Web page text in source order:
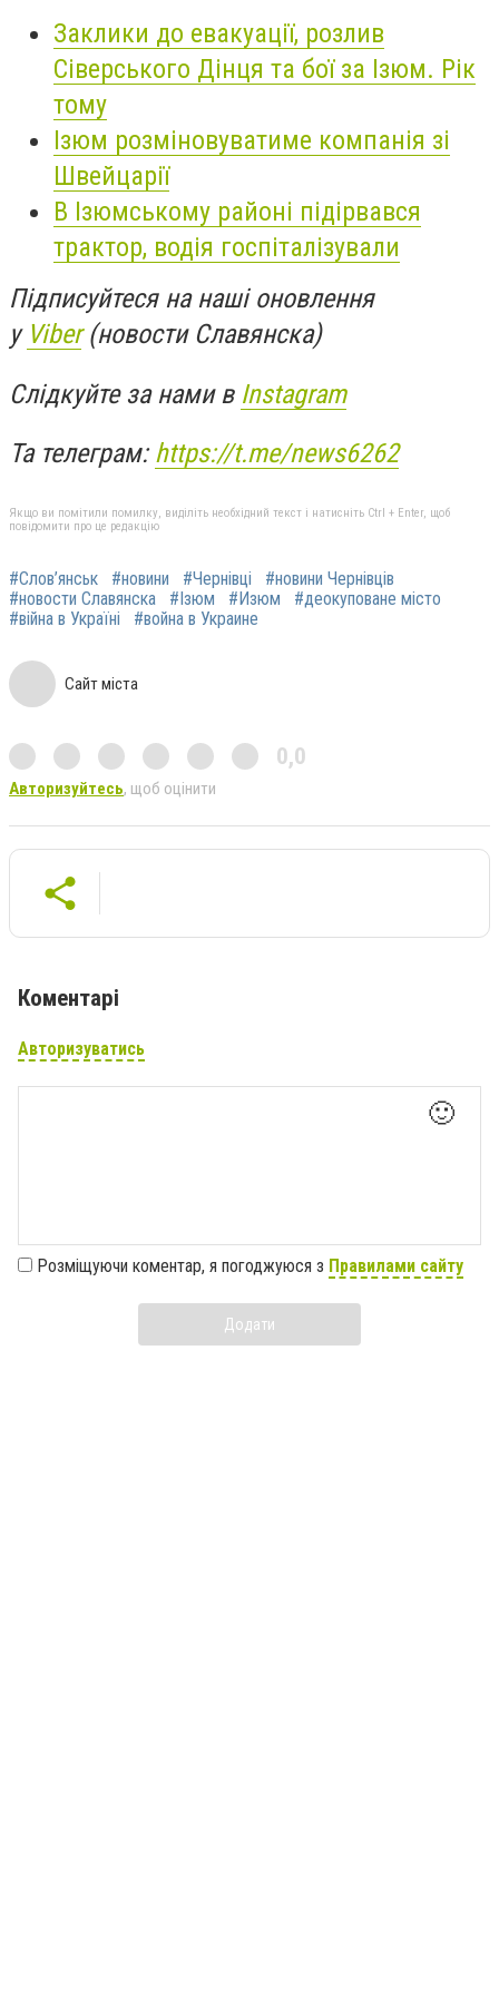
Заклики до евакуації, розлив
Сіверського Дінця та бої за Ізюм. Рік
тому
Ізюм розміновуватиме компанія зі
Швейцарії
В Ізюмському районі підірвався
трактор, водія госпіталізували
Підписуйтеся на наші оновлення
у Viber(новости Славянска)
Слідкуйте за нами в Instagram
Та телеграм:https://t.me/news6262
Якщо ви помітили помилку, виділіть необхідний текст і натисніть Ctrl + Enter, щоб
повідомити про це редакцію
#Слов’янськ #новини #Чернівці
#новини Чернівців
#новости Славянска
#Ізюм #Изюм
#деокуповане місто
#війна в Україні
#война в Украине
Сайт міста
0,0
Авторизуйтесь, щоб оцінити
Коментарі
Авторизуватись
🙂
Розміщуючи коментар, я погоджуюся з Правилами сайту
Додати